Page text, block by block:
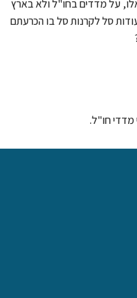
על מדדים בחו"ל ולא בארץ
סל לקרנות סל בו הכרעתם
מדדי חו"ל.